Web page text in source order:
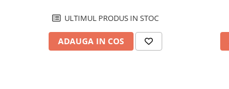
ULTIMUL PRODUS IN STOC
ADAUGA IN COS